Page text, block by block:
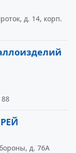
д. 14, корп.
д. 76А